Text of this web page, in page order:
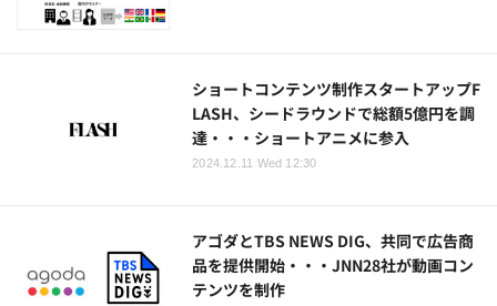
ショートコンテンツ制作スタートアップF
LASH、シードラウンドで総額5億円を調
達・・・ショートアニメに参入
2024.12.11 Wed 12:30
アゴダとTBS NEWS DIG、共同で広告商
品を提供開始・・・JNN28社が動画コン
テンツを制作